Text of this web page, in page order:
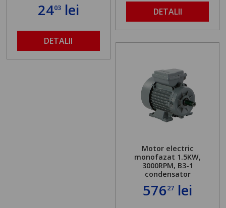
2403lei
DETALII
DETALII
Motor electric
monofazat 1.5KW,
3000RPM, B3-1
condensator
57627 lei